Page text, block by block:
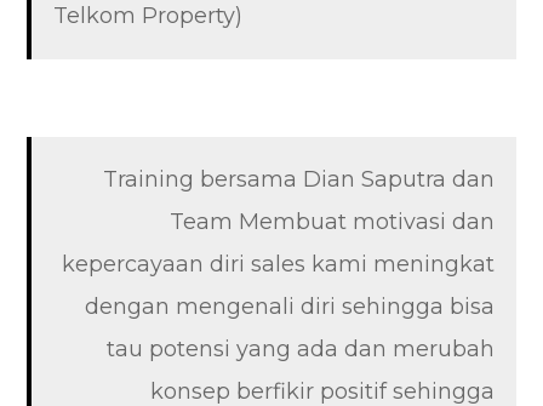
Telkom Property)
Training bersama Dian Saputra dan
Team Membuat motivasi dan
kepercayaan diri sales kami meningkat
dengan mengenali diri sehingga bisa
tau potensi yang ada dan merubah
konsep berfikir positif sehingga